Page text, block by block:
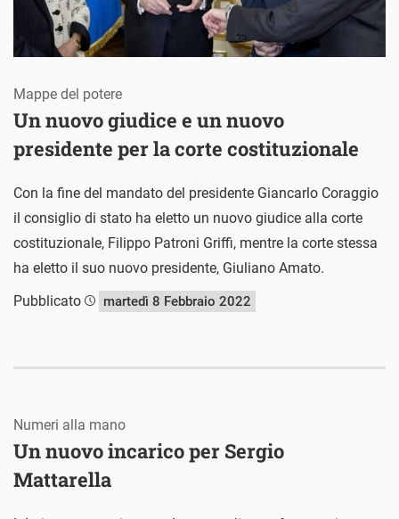
Un nuovo giudice e un nuovo
presidente per la corte costituzionale
Mappe del potere
Con la fine del mandato del presidente Giancarlo Coraggio
il consiglio di stato ha eletto un nuovo giudice alla corte
costituzionale, Filippo Patroni Griffi, mentre la corte stessa
ha eletto il suo nuovo presidente, Giuliano Amato.
Pubblicato
martedì 8 Febbraio 2022
Un nuovo incarico per Sergio
Mattarella
Numeri alla mano